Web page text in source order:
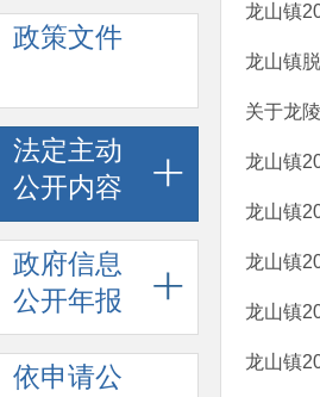
政策文件
法定主动
公开内容
政府信息
公开年报
依申请公
龙山镇
龙山镇
关于龙
龙山镇
龙山镇
龙山镇
龙山镇
龙山镇